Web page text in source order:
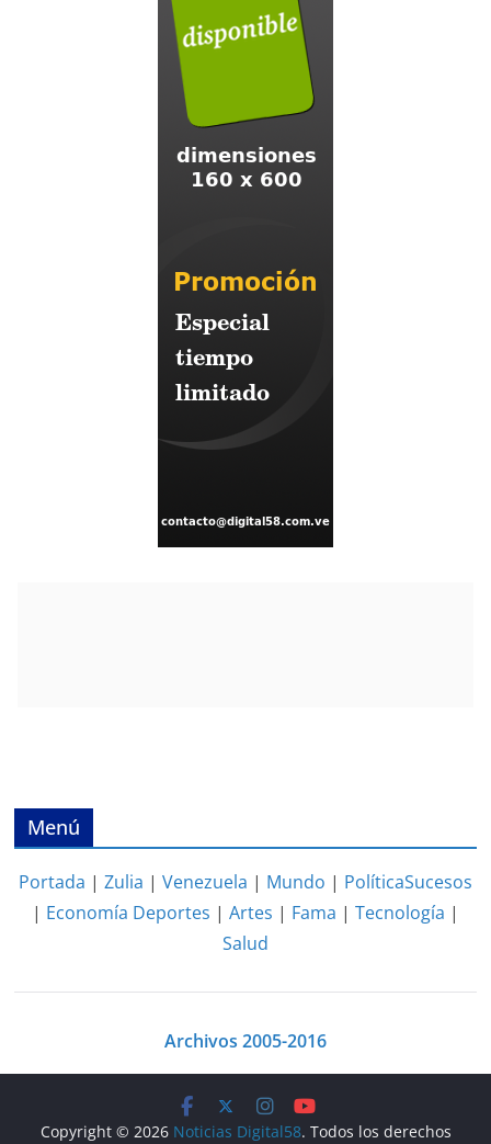
Menú
Portada | Zulia | Venezuela | Mundo | PolíticaSucesos
| Economía Deportes | Artes | Fama | Tecnología |
Salud
Archivos 2005-2016
Copyright © 2026 Noticias Digital58. Todos los derechos